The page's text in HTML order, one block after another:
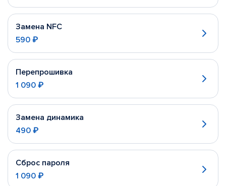
Замена NFC
590 ₽
Перепрошивка
1 090 ₽
Замена динамика
490 ₽
Сброс пароля
1 090 ₽